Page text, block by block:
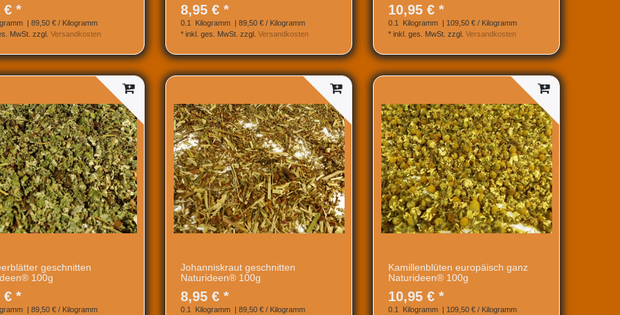
€ *
| 89,50 € / Kilogramm
MwSt. zzgl. Versandkosten
8,95 € *
0.1 Kilogramm | 89,50 € / Kilogramm
* inkl. ges. MwSt. zzgl. Versandkosten
10,95 € *
0.1 Kilogramm | 109,50 € / Kilogramm
* inkl. ges. MwSt. zzgl. Versandkosten
geschnitten
100g
€ *
| 89,50 € / Kilogramm
Johanniskraut geschnitten
Naturideen® 100g
8,95 € *
0.1 Kilogramm | 89,50 € / Kilogramm
Kamillenblüten europäisch ganz
Naturideen® 100g
10,95 € *
0.1 Kilogramm | 109,50 € / Kilogramm